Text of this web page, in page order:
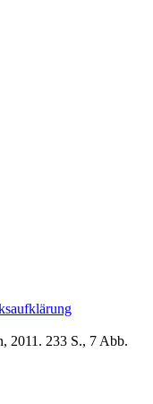
2011. 233 S., 7 Abb.